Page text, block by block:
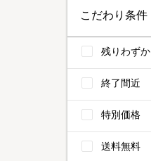
こだわり条件
残りわずか
終了間近
特別価格
送料無料